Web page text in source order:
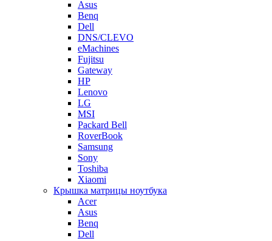
Asus
Benq
Dell
DNS/CLEVO
eMachines
Fujitsu
Gateway
HP
Lenovo
LG
MSI
Packard Bell
RoverBook
Samsung
Sony
Toshiba
Xiaomi
Крышка матрицы ноутбука
Acer
Asus
Benq
Dell